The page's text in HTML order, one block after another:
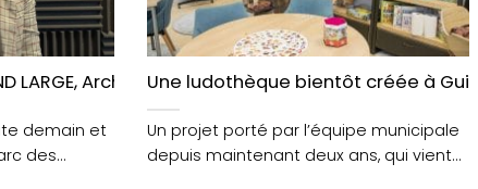
pour les forums de l’emploi saisonnier
LARGE, Architecte d’intérieur, un métier encore mal
demain et
des
Une ludothèque bientôt créée à
Un projet porté par l’équipe municipale
depuis maintenant deux ans, qui vient